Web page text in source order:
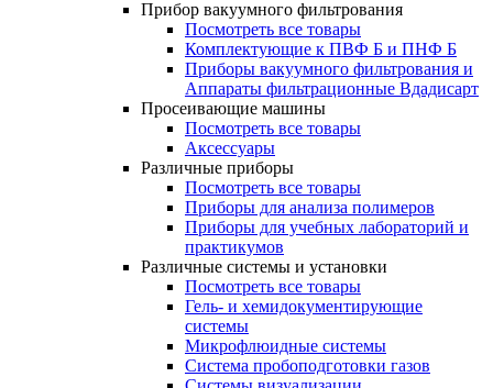
Прибор вакуумного фильтрования
Посмотреть все товары
Комплектующие к ПВФ Б и ПНФ Б
Приборы вакуумного фильтрования и
Аппараты фильтрационные Вдадисарт
Просеивающие машины
Посмотреть все товары
Аксессуары
Различные приборы
Посмотреть все товары
Приборы для анализа полимеров
Приборы для учебных лабораторий и
практикумов
Различные системы и установки
Посмотреть все товары
Гель- и хемидокументирующие
системы
Микрофлюидные системы
Система пробоподготовки газов